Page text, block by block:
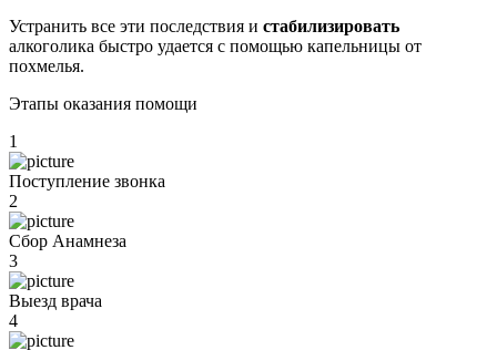
Устранить все эти последствия и стабилизировать
алкоголика быстро удается с помощью капельницы от
похмелья.
Этапы оказания помощи
1
Поступление звонка
2
Сбор Анамнеза
3
Выезд врача
4